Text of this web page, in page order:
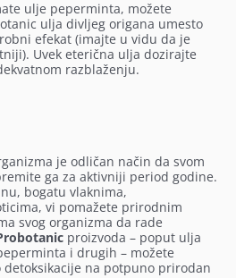
ulje peperminta, možete
ulja divljeg origana umesto
efekat (imajte u vidu da je
Uvek eterična ulja dozirajte
razblaženju.
je odličan način da svom
ga za aktivniji period godine.
bogatu vlaknima,
vi pomažete prirodnim
svog organizma da rade
proizvoda – poput ulja
i drugih – možete
na potpuno prirodan